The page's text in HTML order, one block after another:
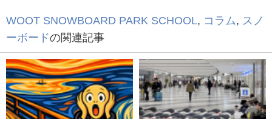
WOOT SNOWBOARD PARK SCHOOL コラム
スノ
ーボードの関連記事